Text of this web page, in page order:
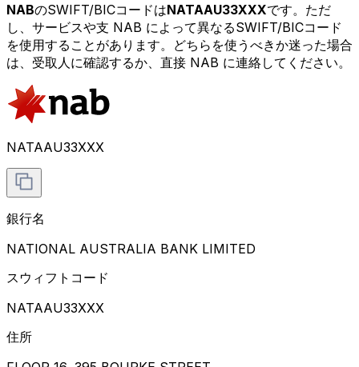
NABのSWIFT/BICコードはNATAAU33XXXです。ただ
し、サービスや支 NAB によって異なるSWIFT/BICコード
を使用することがあります。どちらを使うべきか迷った場合
は、受取人に確認するか、直接 NAB に連絡してください。
NATAAU33XXX
銀行名
NATIONAL AUSTRALIA BANK LIMITED
スウィフトコード
NATAAU33XXX
住所